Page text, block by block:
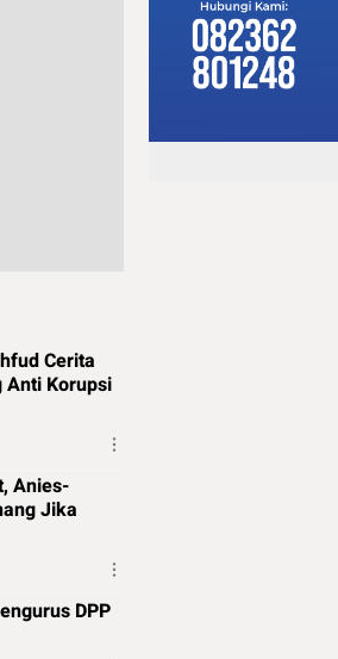
Cerita
Anti Korupsi
Anies-
Jika
DPP